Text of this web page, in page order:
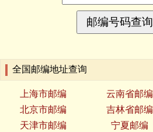
全国邮编地址查询
上海市邮编 云南省邮编
北京市邮编
吉林省邮编
天津市邮编
宁夏邮编